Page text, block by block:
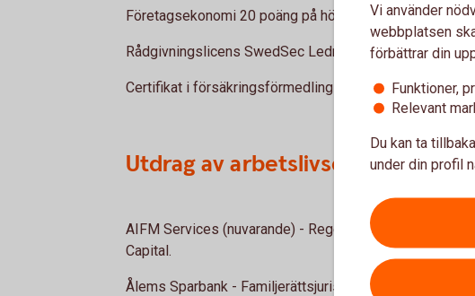
Företagsekonomi 20 poäng på högskolan i Kalmar.
Rådgivningslicens SwedSec Ledning och kontroll
Certifikat i försäkringsförmedling IDD (2020-2024)
Utdrag av arbetslivserfarenhet
AIFM Services (nuvarande) -
Capital.
Ålems Sparbank - Familjerättsjurist
samt primärt
Vi använder
webbplatsen
förbättrar din
Funktioner,
Relevant
Du kan ta
under din profil